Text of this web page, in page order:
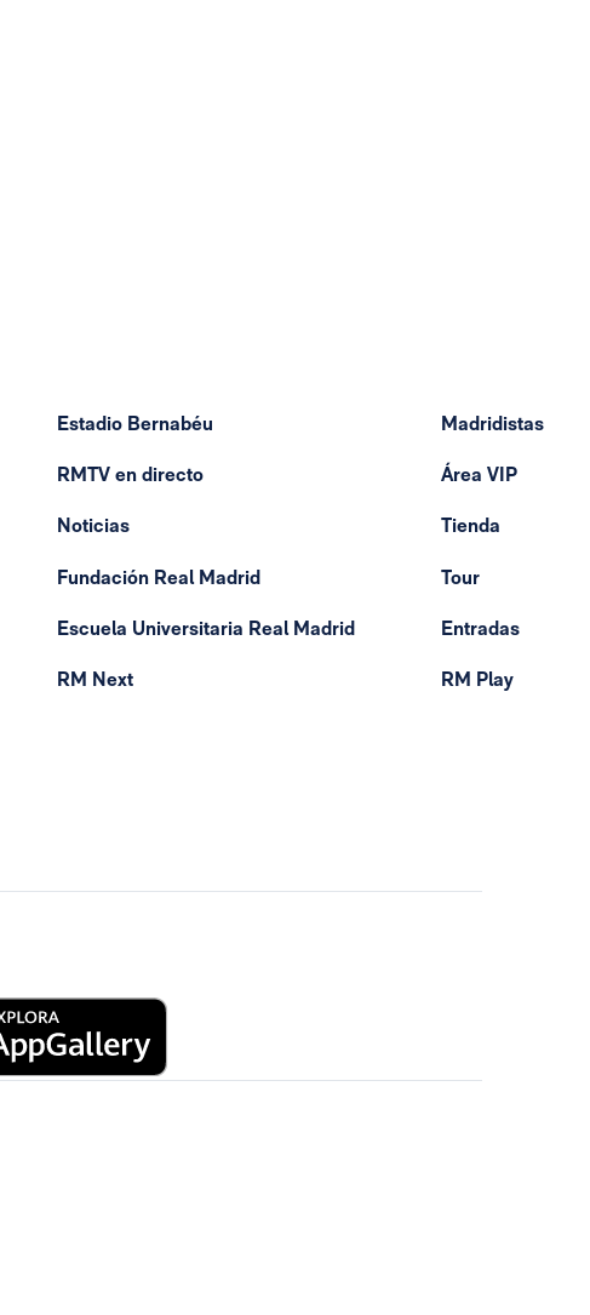
Estadio Bernabéu
RMTV en directo
Noticias
Fundación Real Madrid
Escuela Universitaria Real Madrid
RM Next
Madridistas
Área VIP
Tienda
Tour
Entradas
RM Play